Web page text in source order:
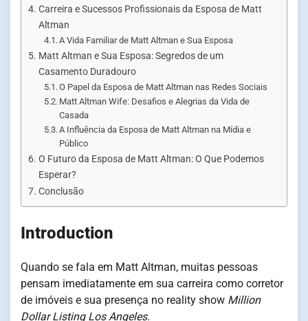
Carreira e Sucessos Profissionais da Esposa de Matt
Altman
A Vida Familiar de Matt Altman e Sua Esposa
Matt Altman e Sua Esposa: Segredos de um
Casamento Duradouro
O Papel da Esposa de Matt Altman nas Redes Sociais
Matt Altman Wife: Desafios e Alegrias da Vida de
Casada
A Influência da Esposa de Matt Altman na Mídia e
Público
O Futuro da Esposa de Matt Altman: O Que Podemos
Esperar?
Conclusão
Introduction
Quando se fala em Matt Altman, muitas pessoas
pensam imediatamente em sua carreira como corretor
de imóveis e sua presença no reality show Million
Dollar Listing Los Angeles.